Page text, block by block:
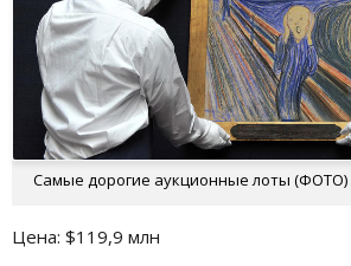
Самые дорогие аукционные лоты (ФОТО)
Цена: $119,9 млн